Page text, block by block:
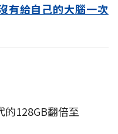
有給自己的大腦一次
的128GB翻倍至